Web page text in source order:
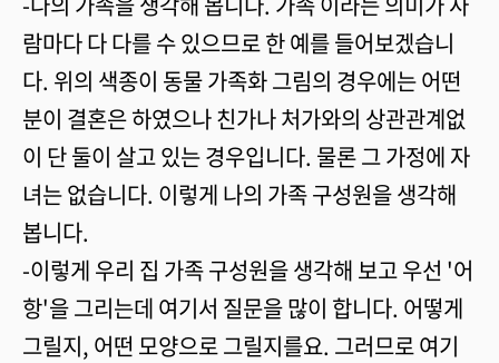
람마다 다 다를 수 있으므로 한 예를 들어보겠습니
다. 위의 색종이 동물 가족화 그림의 경우에는 어떤
분이 결혼은 하였으나 친가나 처가와의 상관관계없
이 단 둘이 살고 있는 경우입니다. 물론 그 가정에 자
녀는 없습니다. 이렇게 나의 가족 구성원을 생각해
봅니다.
-이렇게 우리 집 가족 구성원을 생각해 보고 우선 '어
항'을 그리는데 여기서 질문을 많이 합니다. 어떻게
그릴지, 어떤 모양으로 그릴지를요. 그러므로 여기